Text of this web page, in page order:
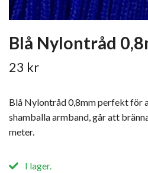
Blå Nylontråd
23 kr
Blå Nylontråd 0,8mm perfekt för
shamballa armband, går att
meter.
I lager.